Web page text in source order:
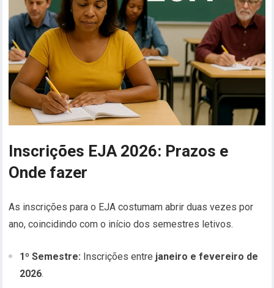
Inscrições EJA 2026: Prazos e
Onde fazer
As inscrições para o EJA costumam abrir duas vezes por
ano, coincidindo com o início dos semestres letivos.
1º Semestre: Inscrições entre janeiro e fevereiro de
2026.